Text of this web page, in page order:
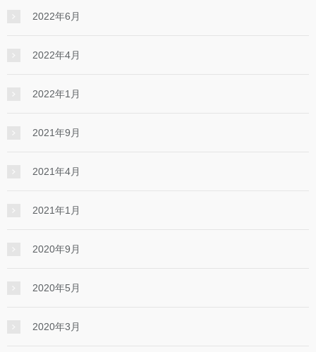
2022年6月
2022年4月
2022年1月
2021年9月
2021年4月
2021年1月
2020年9月
2020年5月
2020年3月